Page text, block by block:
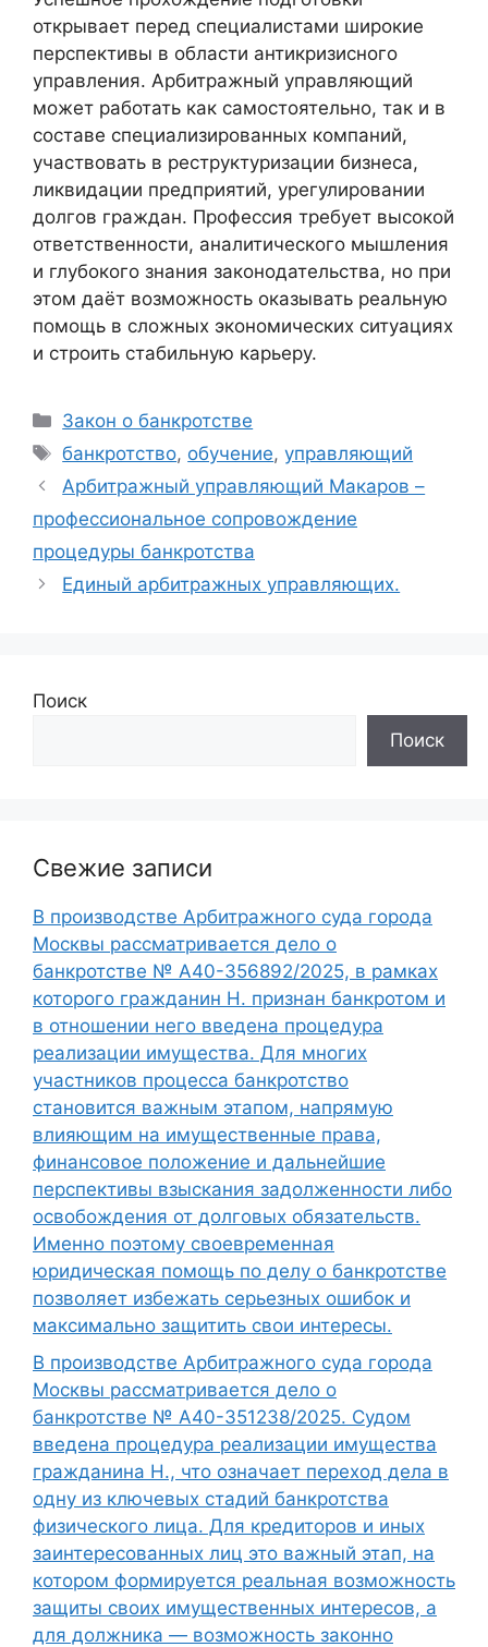
открывает перед специалистами широкие
перспективы в области антикризисного
управления. Арбитражный управляющий
может работать как самостоятельно, так и в
составе специализированных компаний,
участвовать в реструктуризации бизнеса,
ликвидации предприятий, урегулировании
долгов граждан. Профессия требует высокой
ответственности, аналитического мышления
и глубокого знания законодательства, но при
этом даёт возможность оказывать реальную
помощь в сложных экономических ситуациях
и строить стабильную карьеру.
Рубрики
Закон о банкротстве
Метки
банкротство, обучение,управляющий
Арбитражный управляющий Макаров –
профессиональное сопровождение
процедуры банкротства
Единый арбитражных управляющих.
Поиск
Поиск
Свежие записи
В производстве Арбитражного суда города
Москвы рассматривается дело о
банкротстве № А40-356892/2025, в рамках
которого гражданин Н. признан банкротом и
в отношении него введена процедура
реализации имущества. Для многих
участников процесса банкротство
становится важным этапом, напрямую
влияющим на имущественные права,
финансовое положение и дальнейшие
перспективы взыскания задолженности либо
освобождения от долговых обязательств.
Именно поэтому своевременная
юридическая помощь по делу о банкротстве
позволяет избежать серьезных ошибок и
максимально защитить свои интересы.
В производстве Арбитражного суда города
Москвы рассматривается дело о
банкротстве № А40-351238/2025. Судом
введена процедура реализации имущества
гражданина Н., что означает переход дела в
одну из ключевых стадий банкротства
физического лица. Для кредиторов и иных
заинтересованных лиц это важный этап, на
котором формируется реальная возможность
защиты своих имущественных интересов, а
для должника — возможность законно